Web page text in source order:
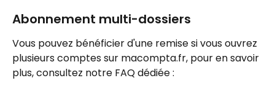
Abonnement multi-dossiers
Vous pouvez bénéficier d'une remise si vous ouvrez
plusieurs comptes sur macompta.fr, pour en savoir
plus, consultez notre FAQ dédiée :